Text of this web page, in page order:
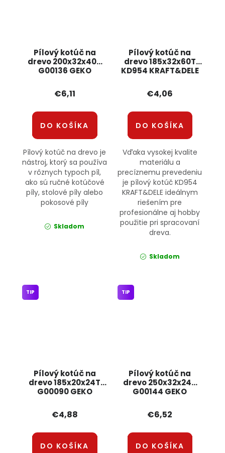
Pílový kotúč na
drevo 200x32x40T
G00136 GEKO
€6,11
DO KOŠÍKA
Pílový kotúč na drevo je
nástroj, ktorý sa používa
v rôznych typoch píl,
ako sú ručné kotúčové
píly, stolové píly alebo
pokosové píly
Skladom
Pílový kotúč na
drevo 185x32x60T
KD954 KRAFT&DELE
€4,06
DO KOŠÍKA
Vďaka vysokej kvalite
materiálu a
precíznemu prevedeniu
je pílový kotúč KD954
KRAFT&DELE ideálnym
riešením pre
profesionálne aj hobby
použitie pri spracovaní
dreva.
Skladom
Pílový kotúč na
drevo 185x20x24T
G00090 GEKO
TIP
€4,88
DO KOŠÍKA
Pílový kotúč na
drevo 250x32x24T
G00144 GEKO
TIP
€6,52
DO KOŠÍKA